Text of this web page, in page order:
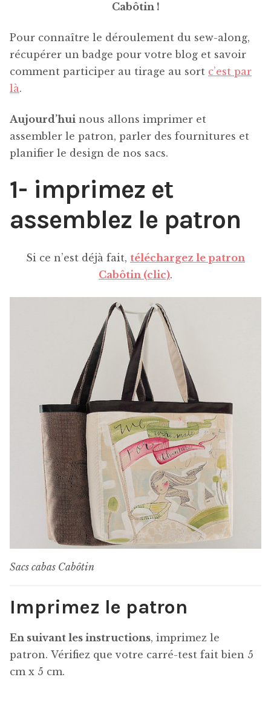
Cabôtin !
Pour connaître le déroulement du sew-along,
récupérer un badge pour votre blog et savoir
comment participer au tirage au sort c’est par
là.
Aujourd’hui nous allons imprimer et
assembler le patron, parler des fournitures et
planifier le design de nos sacs.
1- imprimez et
assemblez le patron
Si ce n’est déjà fait, téléchargez le patron
Cabôtin (clic).
Sacs cabas Cabôtin
Imprimez le patron
En suivant les instructions, imprimez le
patron. Vérifiez que votre carré-test fait bien 5
cm x 5 cm.